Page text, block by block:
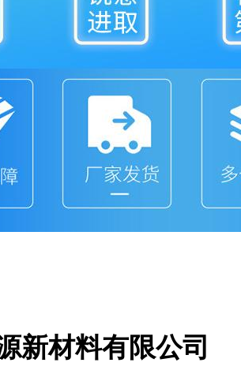
新材料有限公司